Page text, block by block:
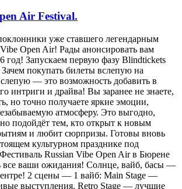
Air Festival.
уже ставшего легендарным
Open Air! Рады анонсировать вам
год! Запускаем первую фазу Blindtickets
покупать билеты вслепую на
— это возможность добавить в
интриги и драйва! Вы заранее не знаете,
но точно получаете яркие эмоции,
атмосферу. Это выгодно,
подойдёт тем, кто открыт к новым
и любит сюрпризы. Готовы вновь
культурном празднике под
Russian Vibe Open Air в Бюрене
все ваши ожидания! Солнце, вайб, басы —
2 сцены — 1 вайб: Main Stage —
выступления. Retro Stage — лучшие